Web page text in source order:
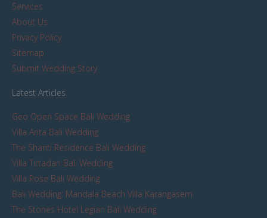
Services
About Us
Privacy Policy
Sitemap
Submit Wedding Story
Latest Articles
Geo Open Space Bali Wedding
Villa Arita Bali Wedding
The Shanti Residence Bali Wedding
Villa Tirtadari Bali Wedding
Villa Rose Bali Wedding
Bali Wedding: Mandala Beach Villa Karangasem
The Stones Hotel Legian Bali Wedding